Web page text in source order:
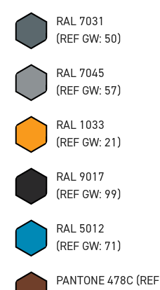
RAL 7031
(REF GW: 50)
RAL 7045
(REF GW: 57)
RAL 1033
(REF GW: 21)
RAL 9017
(REF GW: 99)
RAL 5012
(REF GW: 71)
PANTONE 478C